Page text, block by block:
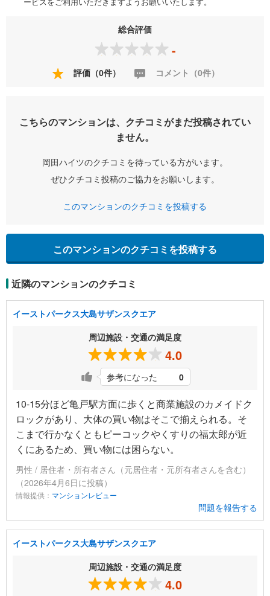
総合評価
-
評価（0件） コメント（0件）
こちらのマンションは、クチコミがまだ投稿されてい
ません。
岡田ハイツのクチコミを待っている方がいます。
ぜひクチコミ投稿のご協力をお願いします。
このマンションのクチコミを投稿する
このマンションのクチコミを投稿する
近隣のマンションのクチコミ
イーストパークス大島サザンスクエア
周辺施設・交通の満足度
4.0
参考になった 0
10-15分ほど亀戸駅方面に歩くと商業施設のカメイドク
ロックがあり、大体の買い物はそこで揃えられる。そ
こまで行かなくともピーコックやくすりの福太郎が近
くにあるため、買い物には困らない。
男性 / 居住者・所有者さん（元居住者・元所有者さんを含む）
（2026年4月6日に投稿）
情報提供： マンションレビュー
問題を報告する
イーストパークス大島サザンスクエア
周辺施設・交通の満足度
4.0